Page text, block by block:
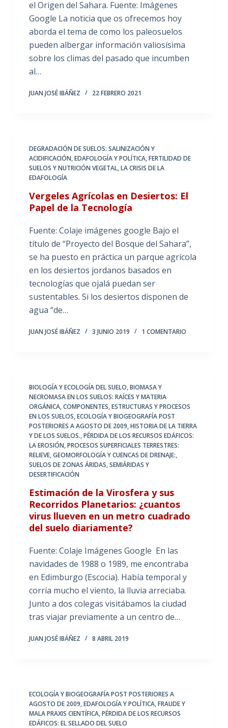
el Origen del Sahara. Fuente: Imágenes
Google La noticia que os ofrecemos hoy
aborda el tema de como los paleosuelos
pueden albergar información valiosísima
sobre los climas del pasado que incumben
al…
JUAN JOSÉ IBÁÑEZ 22 FEBRERO 2021
DEGRADACIÓN DE SUELOS: SALINIZACIÓN Y
ACIDIFICACIÓN,EDAFOLOGÍA Y POLÍTICA,FERTILIDAD DE
SUELOS Y NUTRICIÓN VEGETAL,LA CRISIS DE LA
EDAFOLOGÍA
Vergeles Agrícolas en Desiertos: El
Papel de la Tecnología
Fuente: Colaje imágenes google Bajo el
título de “Proyecto del Bosque del Sahara”,
se ha puesto en práctica un parque agrícola
en los desiertos jordanos basados en
tecnologías que ojalá puedan ser
sustentables. Si los desiertos disponen de
agua “de…
JUAN JOSÉ IBÁÑEZ 3 JUNIO 2019 1 COMENTARIO
BIOLOGÍA Y ECOLOGÍA DEL SUELO,BIOMASA Y
NECROMASA EN LOS SUELOS: RAÍCES Y MATERIA
ORGÁNICA,COMPONENTES, ESTRUCTURAS Y PROCESOS
EN LOS SUELOS,ECOLOGÍA Y BIOGEOGRAFÍA POST
POSTERIORES A AGOSTO DE 2009,HISTORIA DE LA TIERRA
Y DE LOS SUELOS.,PÉRDIDA DE LOS RECURSOS EDÁFICOS:
LA EROSIÓN,PROCESOS SUPERFICIALES TERRESTRES:
RELIEVE, GEOMORFOLOGÍA Y CUENCAS DE DRENAJE:,
SUELOS DE ZONAS ÁRIDAS, SEMIÁRIDAS Y
DESERTIFICACIÓN
Estimación de la Virosfera y sus
Recorridos Planetarios: ¿cuantos
virus llueven en un metro cuadrado
del suelo diariamente?
Fuente: Colaje Imágenes Google En las
navidades de 1988 o 1989, me encontraba
en Edimburgo (Escocia). Había temporal y
corría mucho el viento, la lluvia arreciaba.
Junto a dos colegas visitábamos la ciudad
tras viajar previamente a un centro de…
JUAN JOSÉ IBÁÑEZ 8 ABRIL 2019
ECOLOGÍA Y BIOGEOGRAFÍA POST POSTERIORES A
AGOSTO DE 2009,EDAFOLOGÍA Y POLÍTICA,FRAUDE Y
MALA PRAXIS CIENTÍFICA,PÉRDIDA DE LOS RECURSOS
EDÁFICOS: EL SELLADO DEL SUELO